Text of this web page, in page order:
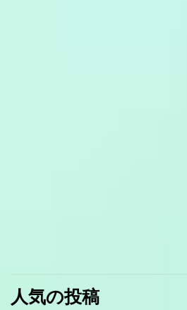
人気の投稿